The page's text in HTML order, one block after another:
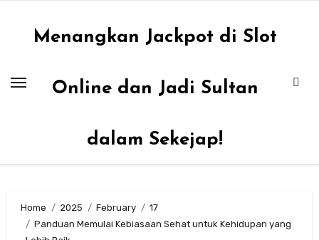
Menangkan Jackpot di Slot
Online dan Jadi Sultan
dalam Sekejap!
Home 2025 February
17
Panduan Memulai Kebiasaan Sehat untuk Kehidupan yang